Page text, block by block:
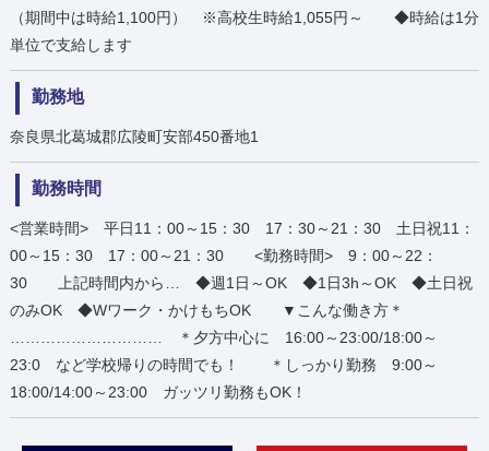
（期間中は時給1,100円） ※高校生時給1,055円～ ◆時給は1分
単位で支給します
勤務地
奈良県北葛城郡広陵町安部450番地1
勤務時間
<営業時間> 平日11：00～15：30 17：30～21：30 土日祝11：
00～15：30 17：00～21：30 <勤務時間> 9：00～22：
30 上記時間内から… ◆週1日～OK ◆1日3h～OK ◆土日祝
のみOK ◆Wワーク・かけもちOK ▼こんな働き方＊
………………………… ＊夕方中心に 16:00～23:00/18:00～
23:0 など学校帰りの時間でも！ ＊しっかり勤務 9:00～
18:00/14:00～23:00 ガッツリ勤務もOK！